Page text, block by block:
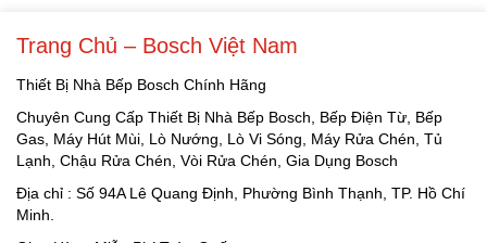
Trang Chủ – Bosch Việt Nam
Thiết Bị Nhà Bếp Bosch Chính Hãng
Chuyên Cung Cấp Thiết Bị Nhà Bếp Bosch, Bếp Điện Từ, Bếp
Gas, Máy Hút Mùi, Lò Nướng, Lò Vi Sóng, Máy Rửa Chén, Tủ
Lạnh, Chậu Rửa Chén, Vòi Rửa Chén, Gia Dụng Bosch
Địa chỉ : Số 94A Lê Quang Định, Phường Bình Thạnh, TP. Hồ Chí
Minh.